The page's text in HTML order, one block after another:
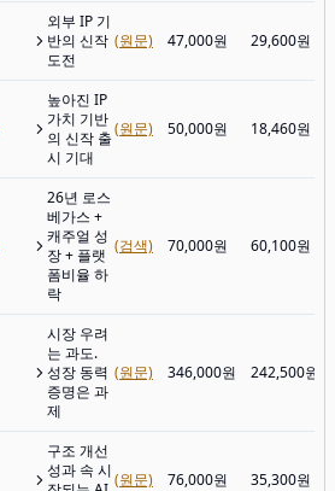
외부 IP 기
반의 신작
도전
(원문) 47,000원 29,600원
높아진 IP
가치 기반
의 신작 출
시 기대
(원문) 50,000원 18,460원
26년 로스
베가스 +
캐주얼 성
장 + 플랫
폼비율 하
락
(검색) 70,000원 60,100원
시장 우려
는 과도.
성장 동력
증명은 과
제
(원문) 346,000원 242,500원
구조 개선
성과 속 시(원문) 76,000원 35,300원